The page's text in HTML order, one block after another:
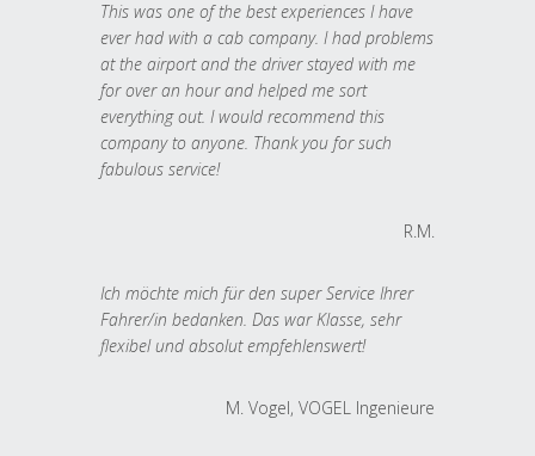
This was one of the best experiences I have
ever had with a cab company. I had problems
at the airport and the driver stayed with me
for over an hour and helped me sort
everything out. I would recommend this
company to anyone. Thank you for such
fabulous service!
R.M.
Ich möchte mich für den super Service Ihrer
Fahrer/in bedanken. Das war Klasse, sehr
flexibel und absolut empfehlenswert!
M. Vogel, VOGEL Ingenieure